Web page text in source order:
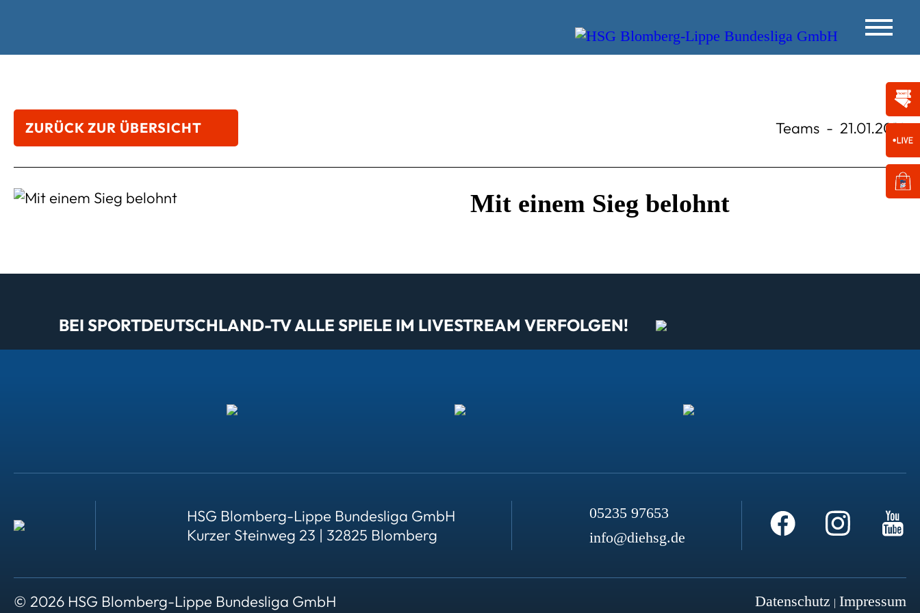
ZURÜCK ZUR ÜBERSICHT Teams - 21.01.2014
Mit einem Sieg belohnt
BEI SPORTDEUTSCHLAND-TV ALLE SPIELE IM LIVESTREAM VERFOLGEN!
HSG Blomberg-Lippe Bundesliga GmbH
Kurzer Steinweg 23 | 32825 Blomberg
05235 97653
info@diehsg.de
© 2026 HSG Blomberg-Lippe Bundesliga GmbH Datenschutz Impressum